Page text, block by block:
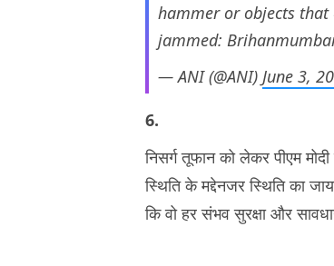
hammer or objects that
jammed:
— ANI (@ANI) June 3,
6.
निसर्ग तूफान को लेकर पीएम
स्थिति के मद्देनजर स्थिति का
कि वो हर संभव सुरक्षा और